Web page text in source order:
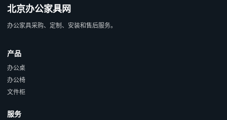
北京办公家具网
办公家具采购、定制、安装和售后服务。
产品
办公桌
办公椅
文件柜
服务